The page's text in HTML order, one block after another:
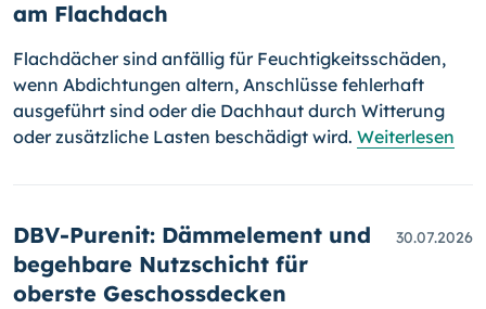
am Flachdach
Flachdächer sind anfällig für Feuchtigkeitsschäden,
wenn Abdichtungen altern, Anschlüsse fehlerhaft
ausgeführt sind oder die Dachhaut durch Witterung
oder zusätzliche Lasten beschädigt wird. Weiterlesen
DBV-Purenit: Dämmelement und
begehbare Nutzschicht für
oberste Geschossdecken
30.07.2026